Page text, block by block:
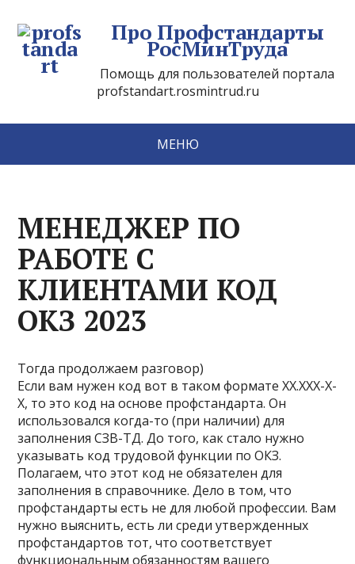
Про Профстандарты
РосМинТруда
Помощь для пользователей портала
profstandart.rosmintrud.ru
МЕНЮ
МЕНЕДЖЕР ПО
РАБОТЕ С
КЛИЕНТАМИ КОД
ОКЗ 2023
Тогда продолжаем разговор)
Если вам нужен код вот в таком формате XX.XXX-X-
X, то это код на основе профстандарта. Он
использовался когда-то (при наличии) для
заполнения СЗВ-ТД. До того, как стало нужно
указывать код трудовой функции по ОКЗ.
Полагаем, что этот код не обязателен для
заполнения в справочнике. Дело в том, что
профстандарты есть не для любой профессии. Вам
нужно выяснить, есть ли среди утвержденных
профстандартов тот, что соответствует
функциональным обязанностям вашего